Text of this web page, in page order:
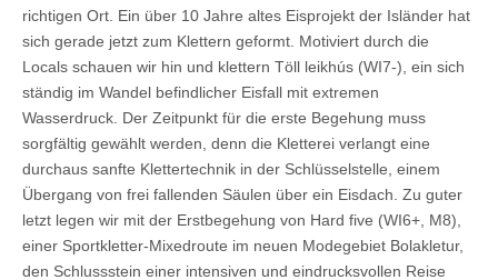
richtigen Ort. Ein über 10 Jahre altes Eisprojekt der Isländer hat
sich gerade jetzt zum Klettern geformt. Motiviert durch die
Locals schauen wir hin und klettern Töll leikhús (WI7-), ein sich
ständig im Wandel befindlicher Eisfall mit extremen
Wasserdruck. Der Zeitpunkt für die erste Begehung muss
sorgfältig gewählt werden, denn die Kletterei verlangt eine
durchaus sanfte Klettertechnik in der Schlüsselstelle, einem
Übergang von frei fallenden Säulen über ein Eisdach. Zu guter
letzt legen wir mit der Erstbegehung von Hard five (WI6+, M8),
einer Sportkletter-Mixedroute im neuen Modegebiet Bolakletur,
den Schlussstein einer intensiven und eindrucksvollen Reise